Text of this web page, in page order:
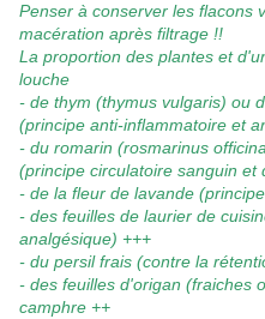
Penser à conserver les flacons
macération après filtrage !!
La proportion des plantes et
louche
- de thym (thymus vulgaris) ou
(principe anti-inflammatoire et
- du romarin (rosmarinus
(principe circulatoire sanguin et
- de la fleur de lavande
- des feuilles de laurier de
analgésique) +++
- du persil frais (contre la
- des feuilles d'origan (fraiches
camphre ++